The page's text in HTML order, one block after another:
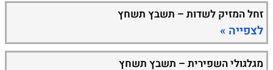
זחל המזיק לשדות – תשבץ תשחץ
לצפייה »
מגלגולי השפירית – תשבץ תשחץ